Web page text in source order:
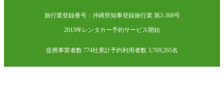
旅行業登録番号：沖縄県知事登録旅行業 第2-368号
2013年レンタカー予約サービス開始
提携事業者数 774社累計予約利用者数 3,769,265名